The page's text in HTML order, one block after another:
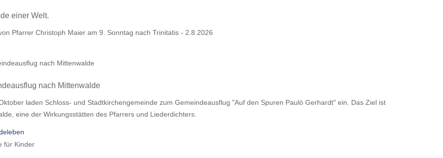
einer Welt.
Pfarrer Christoph Maier am 9. Sonntag nach Trinitatis - 2.8.2026
nach Mittenwalde
laden Schloss- und Stadtkirchengemeinde zum Gemeindeausflug "Auf den Spuren Paulö Gerhardt" ein. Das Ziel ist
eine der Wirkungsstätten des Pfarrers und Liederdichters.